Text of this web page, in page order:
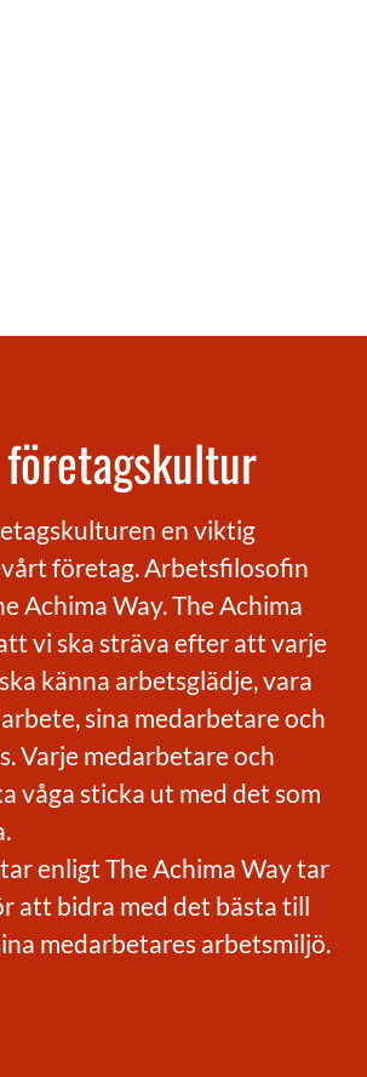
en viktig
företag. Arbetsfilosofin
Achima Way. The Achima
vi ska sträva efter att varje
känna arbetsglädje, vara
sina medarbetare och
Varje medarbetare och
våga sticka ut med det som
enligt The Achima Way tar
att bidra med det bästa till
medarbetares arbetsmiljö.